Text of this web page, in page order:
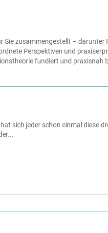
Sie zusammengestellt – darunter
Perspektiven und
fundiert und praxisnah
sich jeder schon einmal diese